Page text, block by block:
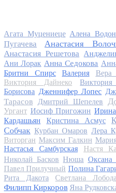
Агата Муцениеце Алена
Пугачева
Анастасия
Анастасия Решетова
Ани Лорак Анна Седокова
Бритни Спирс
Валерия Вера
Виктория Дайнеко
Борисова Дженнифер Лопес
Тарасов
Дмитрий Шепелев
Ургант Иосиф Пригожин
Кардашьян
Кристина Асмус
Собчак Курбан Омаров Лера
Виторган Максим Галкин
Настасья Самбурская
Настя
Николай Басков Нюша Оксана
Павел Прилучный Полина
Рита Дакота
Светлана Лобода
Филипп Киркоров Яна